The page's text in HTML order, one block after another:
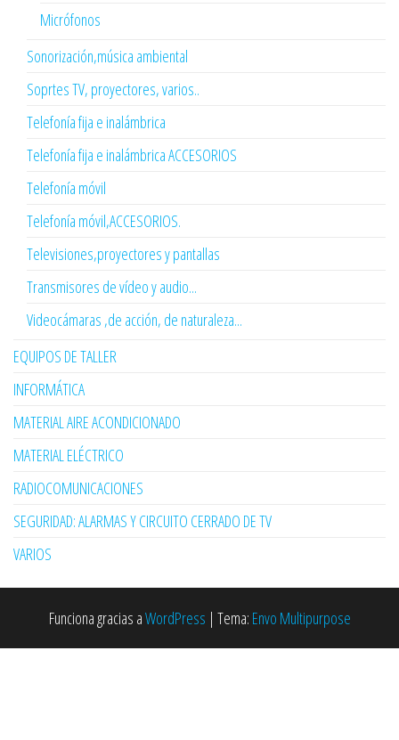
Micrófonos
Sonorización,música ambiental
Soprtes TV, proyectores, varios..
Telefonía fija e inalámbrica
Telefonía fija e inalámbrica ACCESORIOS
Telefonía móvil
Telefonía móvil,ACCESORIOS.
Televisiones,proyectores y pantallas
Transmisores de vídeo y audio...
Videocámaras ,de acción, de naturaleza...
EQUIPOS DE TALLER
INFORMÁTICA
MATERIAL AIRE ACONDICIONADO
MATERIAL ELÉCTRICO
RADIOCOMUNICACIONES
SEGURIDAD: ALARMAS Y CIRCUITO CERRADO DE TV
VARIOS
Funciona gracias aWordPress | Tema: Envo Multipurpose